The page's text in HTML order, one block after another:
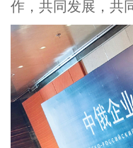
作，共同发展，共